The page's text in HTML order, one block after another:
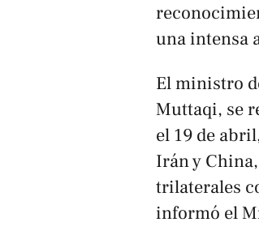
una intensa
El ministro
Muttaqi, se
el 19 de
Irán y
trilaterales
informó el